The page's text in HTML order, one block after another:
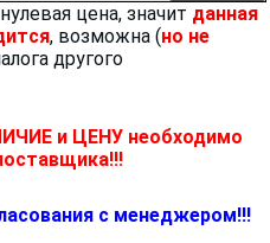
цена, значит данная
, возможна (но не
другого
и ЦЕНУ необходимо
с менеджером!!!